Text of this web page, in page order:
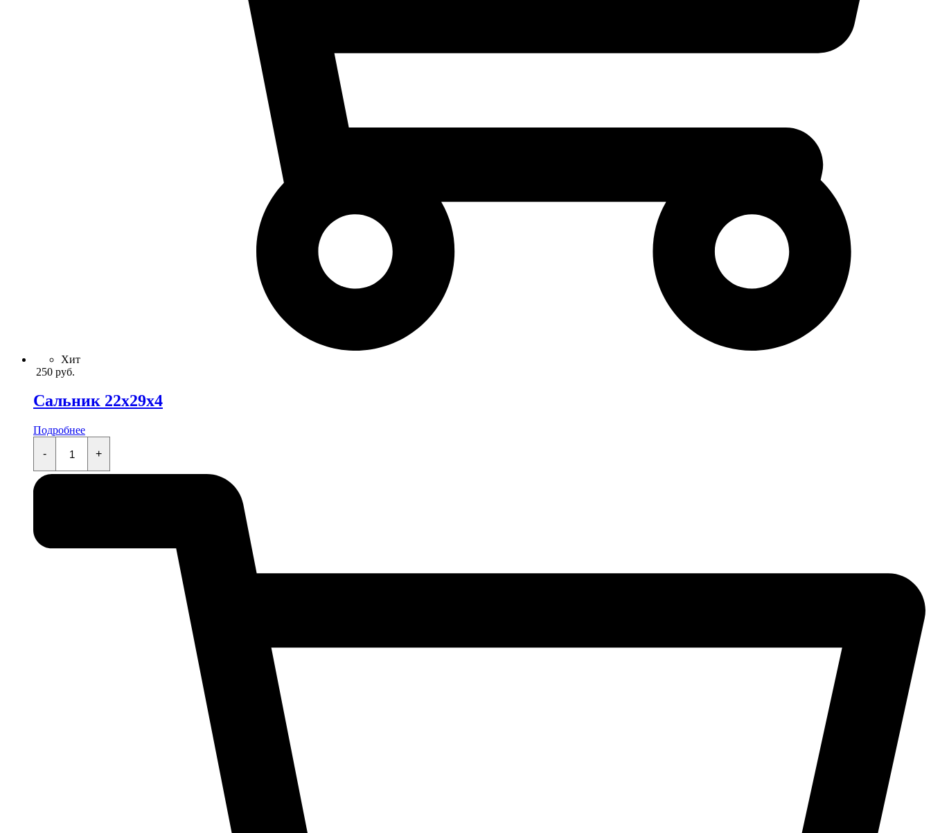
Хит
250 руб.
Сальник 22x29x4
Подробнее
-
22x29x4 +